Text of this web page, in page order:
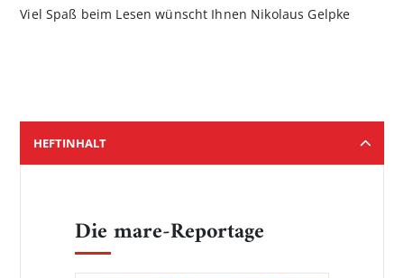
Viel Spaß beim Lesen wünscht Ihnen Nikolaus Gelpke
HEFTINHALT
Die mare-Reportage